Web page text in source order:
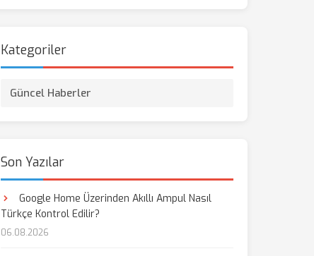
Kategoriler
Güncel Haberler
Son Yazılar
Google Home Üzerinden Akıllı Ampul Nasıl
Türkçe Kontrol Edilir?
06.08.2026